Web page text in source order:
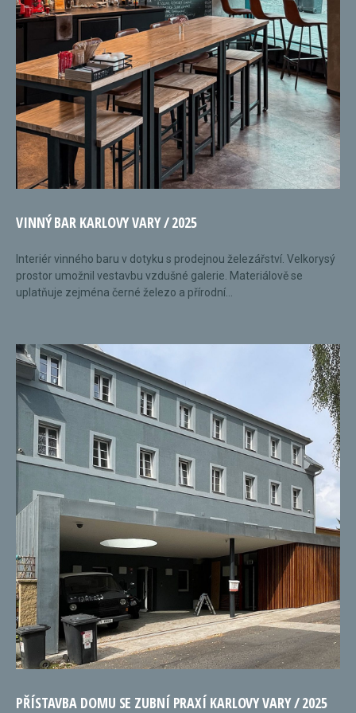
VINNÝ BAR KARLOVY VARY / 2025
Interiér vinného baru v dotyku s prodejnou železářství. Velkorysý
prostor umožnil vestavbu vzdušné galerie. Materiálově se
uplatňuje zejména černé železo a přírodní...
PŘÍSTAVBA DOMU SE ZUBNÍ PRAXÍ KARLOVY VARY / 2025